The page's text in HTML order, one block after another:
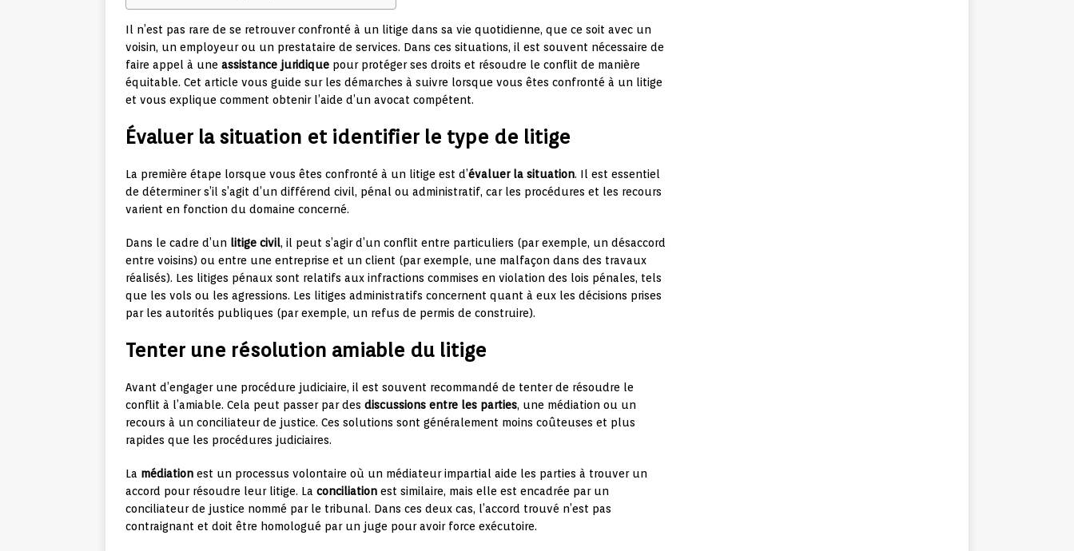
Il n’est pas rare de se retrouver confronté à un litige dans sa vie quotidienne, que ce soit avec un
voisin, un employeur ou un prestataire de services. Dans ces situations, il est souvent nécessaire de
faire appel à une assistance juridique pour protéger ses droits et résoudre le conflit de manière
équitable. Cet article vous guide sur les démarches à suivre lorsque vous êtes confronté à un litige
et vous explique comment obtenir l’aide d’un avocat compétent.
Évaluer la situation et identifier le type de litige
La première étape lorsque vous êtes confronté à un litige est d’évaluer la situation. Il est essentiel
de déterminer s’il s’agit d’un différend civil, pénal ou administratif, car les procédures et les recours
varient en fonction du domaine concerné.
Dans le cadre d’un litige civil, il peut s’agir d’un conflit entre particuliers (par exemple, un désaccord
entre voisins) ou entre une entreprise et un client (par exemple, une malfaçon dans des travaux
réalisés). Les litiges pénaux sont relatifs aux infractions commises en violation des lois pénales, tels
que les vols ou les agressions. Les litiges administratifs concernent quant à eux les décisions prises
par les autorités publiques (par exemple, un refus de permis de construire).
Tenter une résolution amiable du litige
Avant d’engager une procédure judiciaire, il est souvent recommandé de tenter de résoudre le
conflit à l’amiable. Cela peut passer par des discussions entre les parties, une médiation ou un
recours à un conciliateur de justice. Ces solutions sont généralement moins coûteuses et plus
rapides que les procédures judiciaires.
La médiation est un processus volontaire où un médiateur impartial aide les parties à trouver un
accord pour résoudre leur litige. La conciliation est similaire, mais elle est encadrée par un
conciliateur de justice nommé par le tribunal. Dans ces deux cas, l’accord trouvé n’est pas
contraignant et doit être homologué par un juge pour avoir force exécutoire.